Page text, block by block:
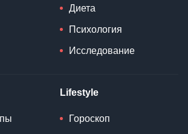
Диета
Психология
Исследование
Lifestyle
Гороскоп